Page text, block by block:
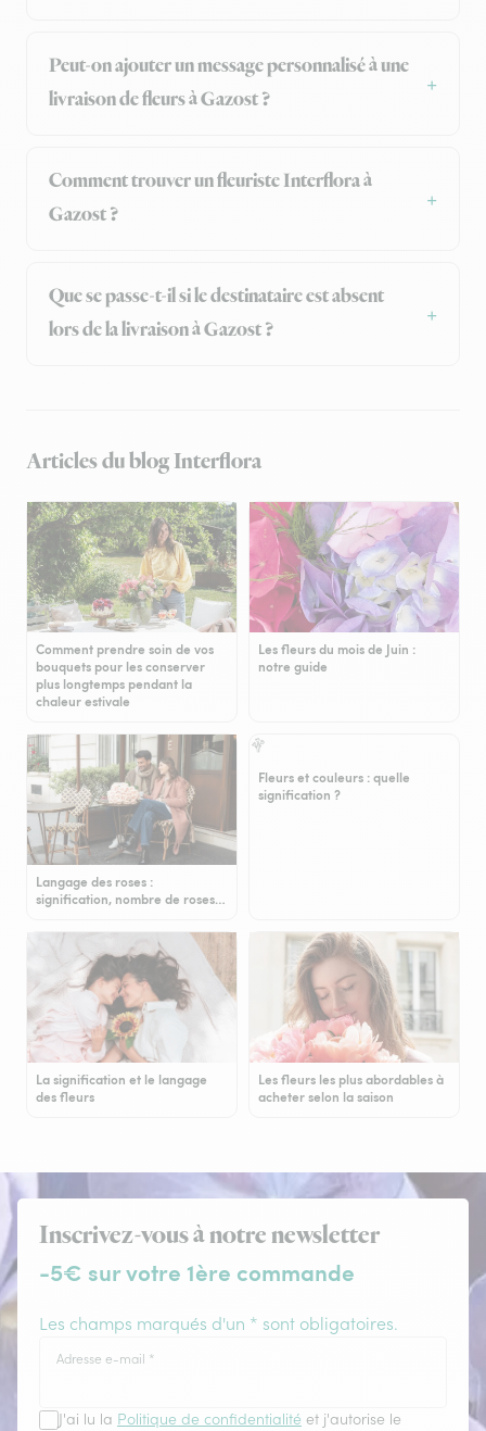
Peut-on ajouter un message personnalisé à une
livraison de fleurs à Gazost ?
Comment trouver un fleuriste Interflora à
Gazost ?
Que se passe-t-il si le destinataire est absent
lors de la livraison à Gazost ?
Articles du blog Interflora
Comment prendre soin de vos
bouquets pour les conserver
plus longtemps pendant la
chaleur estivale
Les fleurs du mois de Juin :
notre guide
Langage des roses :
signification, nombre de roses…
Fleurs et couleurs : quelle
signification ?
La signification et le langage
des fleurs
Les fleurs les plus abordables à
acheter selon la saison
Inscrivez-vous à notre newsletter
-5€ sur votre 1ère commande
Les champs marqués d'un * sont obligatoires.
Adresse e-mail *
J'ai lu la Politique de confidentialité et j'autorise le